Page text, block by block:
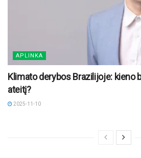
APLINKA
Klimato derybos Brazilijoje: kieno
ateitį?
2025-11-10